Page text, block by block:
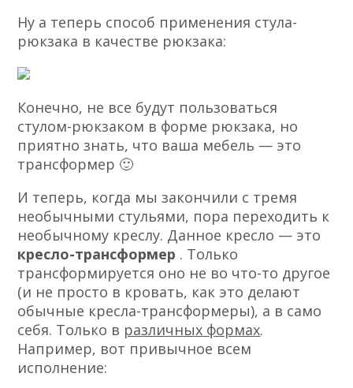
Ну а теперь способ применения стула-
рюкзака в качестве рюкзака:
Конечно, не все будут пользоваться
стулом-рюкзаком в форме рюкзака, но
приятно знать, что ваша мебель — это
трансформер 🙂
И теперь, когда мы закончили с тремя
необычными стульями, пора переходить к
необычному креслу. Данное кресло — это
кресло-трансформер . Только
трансформируется оно не во что-то другое
(и не просто в кровать, как это делают
обычные кресла-трансформеры), а в само
себя. Только в различных формах.
Например, вот привычное всем
исполнение: